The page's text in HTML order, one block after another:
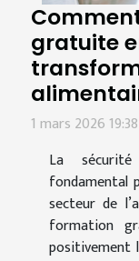
gratuite
1 mars 2026 19:38
La
fondamental
secteur de
formation
positivement